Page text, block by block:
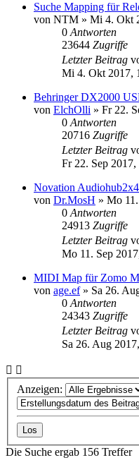
Suche Mapping für
von NTM » Mi 4. Okt
0 Antworten
23644 Zugriffe
Letzter Beitrag
Mi 4. Okt 2017,
Behringer DX2000
von ElchOlli » Fr 22.
0 Antworten
20716 Zugriffe
Letzter Beitrag
Fr 22. Sep 2017,
Novation
von Dr.MosH » Mo
0 Antworten
24913 Zugriffe
Letzter Beitrag
Mo 11. Sep
MIDI Map für Zomo
von age.ef» Sa 26.
0 Antworten
24343 Zugriffe
Letzter Beitrag
Sa 26. Aug
Anzeigen:
Die Suche ergab 156 Treffer